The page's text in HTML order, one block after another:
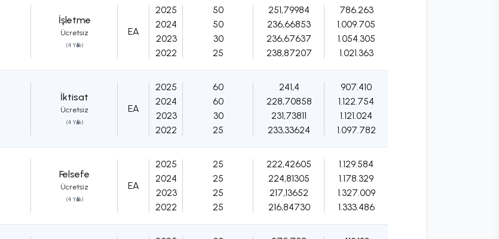
İşletme
Ücretsiz
(4 Yıllık)
EA
2025
2024
2023
2022
50
50
30
25
251,79984
236,66853
236,67637
238,87207
786.263
1.009.705
1.054.305
1.021.363
İktisat
Ücretsiz
(4 Yıllık)
EA
2025
2024
2023
2022
60
60
30
25
241,4
228,70858
231,73811
233,33624
907.410
1.122.754
1.121.024
1.097.782
Felsefe
Ücretsiz
(4 Yıllık)
EA
2025
2024
2023
2022
25
25
25
25
222,42605
224,81305
217,13652
216,84730
1.129.584
1.178.329
1.327.009
1.333.486